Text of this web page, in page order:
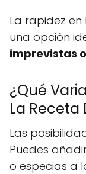
La rapidez
una opción
imprevistas
¿Qué
La Receta
Las
Puedes
o especias a